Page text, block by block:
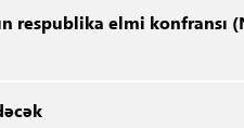
respublika elmi konfransı